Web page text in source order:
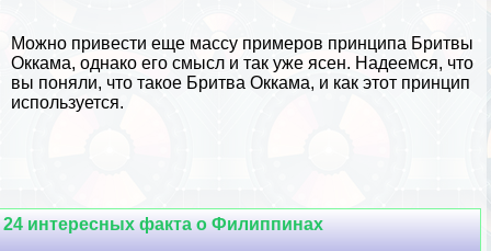
Можно привести еще массу примеров принципа Бритвы
Оккама, однако его смысл и так уже ясен. Надеемся, что
вы поняли, что такое Бритва Оккама, и как этот принцип
используется.
24 интересных факта о Филиппинах